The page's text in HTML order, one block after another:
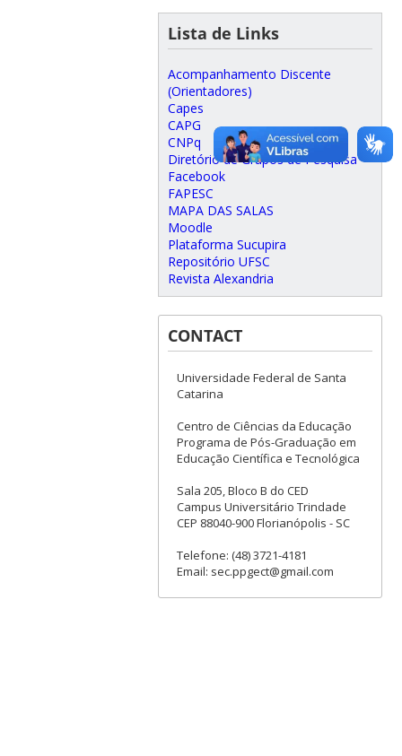
Lista de Links
Acompanhamento Discente
(Orientadores)
Capes
CAPG
CNPq
Diretório de Grupos de Pesquisa
Facebook
FAPESC
MAPA DAS SALAS
Moodle
Plataforma Sucupira
Repositório UFSC
Revista Alexandria
CONTACT
Universidade Federal de Santa
Catarina
Centro de Ciências da Educação
Programa de Pós-Graduação em
Educação Científica e Tecnológica
Sala 205, Bloco B do CED
Campus Universitário Trindade
CEP 88040-900 Florianópolis - SC
Telefone: (48) 3721-4181
Email: sec.ppgect@gmail.com